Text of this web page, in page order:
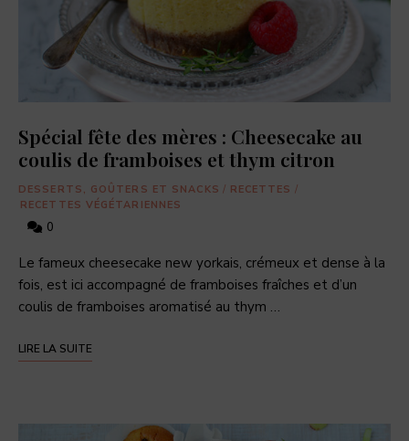
Spécial fête des mères : Cheesecake au
coulis de framboises et thym citron
DESSERTS, GOÛTERS ET SNACKS / RECETTES /
RECETTES VÉGÉTARIENNES
0
Le fameux cheesecake new yorkais, crémeux et dense à la
fois, est ici accompagné de framboises fraîches et d’un
coulis de framboises aromatisé au thym …
LIRE LA SUITE